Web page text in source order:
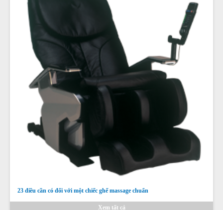
23 điều cần có đối với một chiếc ghế massage chuẩn
Xem tất cả